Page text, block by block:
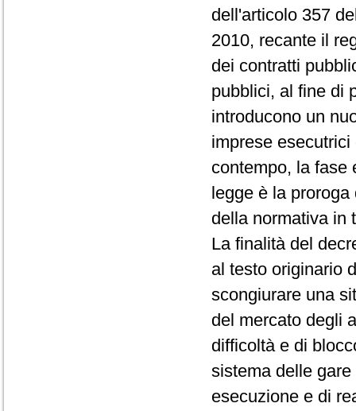
dell'articolo 357
2010, recante il
dei contratti
pubblici, al fine di
introducono un
imprese
contempo, la fase
legge è la
della normativa in
La finalità del
al testo originario
scongiurare una
del mercato degli
difficoltà e di
sistema delle
esecuzione e di